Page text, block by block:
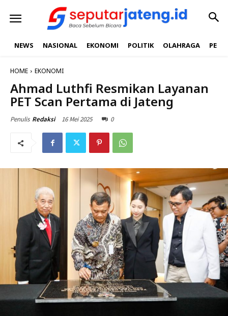
NEWS NASIONAL EKONOMI POLITIK OLAHRAGA
HOME EKONOMI
Ahmad Luthfi Resmikan Layanan
PET Scan Pertama di Jateng
Penulis Redaksi 16 Mei 2025 0